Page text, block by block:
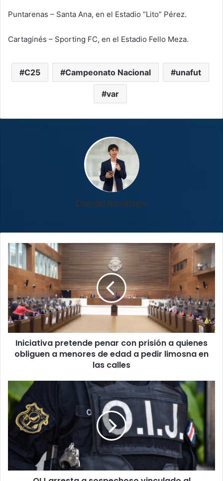
Puntarenas – Santa Ana, en el Estadio “Lito” Pérez.
Cartaginés – Sporting FC, en el Estadio Fello Meza.
C25 Campeonato Nacional unafut
var
Daniel Baldizon
Iniciativa
pretende
penar
con
prisión
a
quienes
obliguen
a
menores
de
limosna
las
calles
Iniciativa pretende penar con prisión a quienes
obliguen a menores de edad a pedir limosna en
las calles
arresta
sospechoso
vinculado
un
extranjero